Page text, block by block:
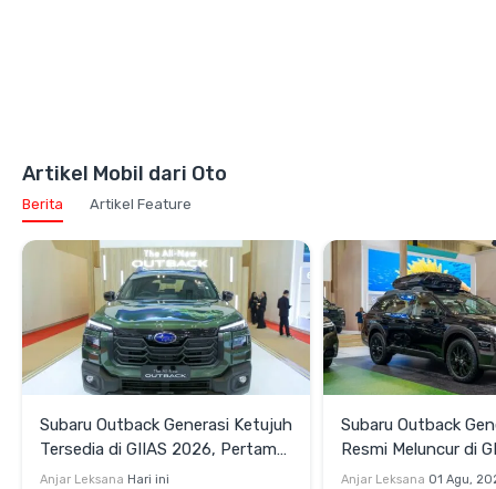
Artikel Mobil dari Oto
Berita Artikel Feature
Subaru Outback Generasi Ketujuh
Tersedia di GIIAS 2026, Pertama
di Asia Tenggara
Anjar Leksana Hari ini
Subaru Outback
Resmi Meluncur di
Datang Bersama
Anjar Leksana 01 Agu,